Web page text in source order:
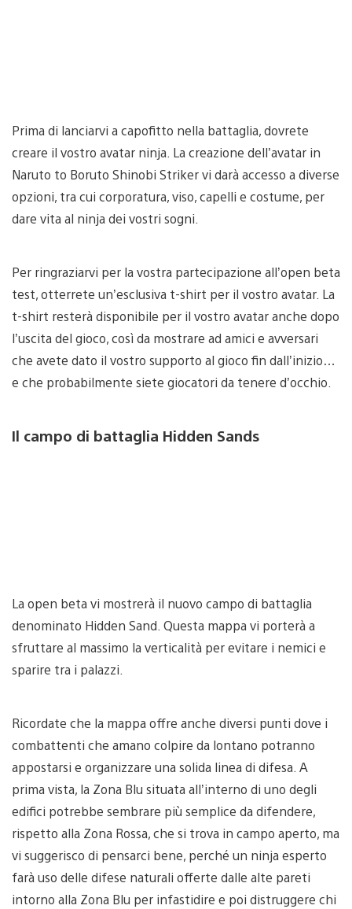
Prima di lanciarvi a capofitto nella battaglia, dovrete
creare il vostro avatar ninja. La creazione dell’avatar in
Naruto to Boruto Shinobi Striker vi darà accesso a diverse
opzioni, tra cui corporatura, viso, capelli e costume, per
dare vita al ninja dei vostri sogni.
Per ringraziarvi per la vostra partecipazione all’open beta
test, otterrete un’esclusiva t-shirt per il vostro avatar. La
t-shirt resterà disponibile per il vostro avatar anche dopo
l’uscita del gioco, così da mostrare ad amici e avversari
che avete dato il vostro supporto al gioco fin dall’inizio…
e che probabilmente siete giocatori da tenere d’occhio.
Il campo di battaglia Hidden Sands
La open beta vi mostrerà il nuovo campo di battaglia
denominato Hidden Sand. Questa mappa vi porterà a
sfruttare al massimo la verticalità per evitare i nemici e
sparire tra i palazzi.
Ricordate che la mappa offre anche diversi punti dove i
combattenti che amano colpire da lontano potranno
appostarsi e organizzare una solida linea di difesa. A
prima vista, la Zona Blu situata all’interno di uno degli
edifici potrebbe sembrare più semplice da difendere,
rispetto alla Zona Rossa, che si trova in campo aperto, ma
vi suggerisco di pensarci bene, perché un ninja esperto
farà uso delle difese naturali offerte dalle alte pareti
intorno alla Zona Blu per infastidire e poi distruggere chi